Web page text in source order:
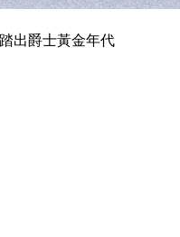
出爵士黃金年代